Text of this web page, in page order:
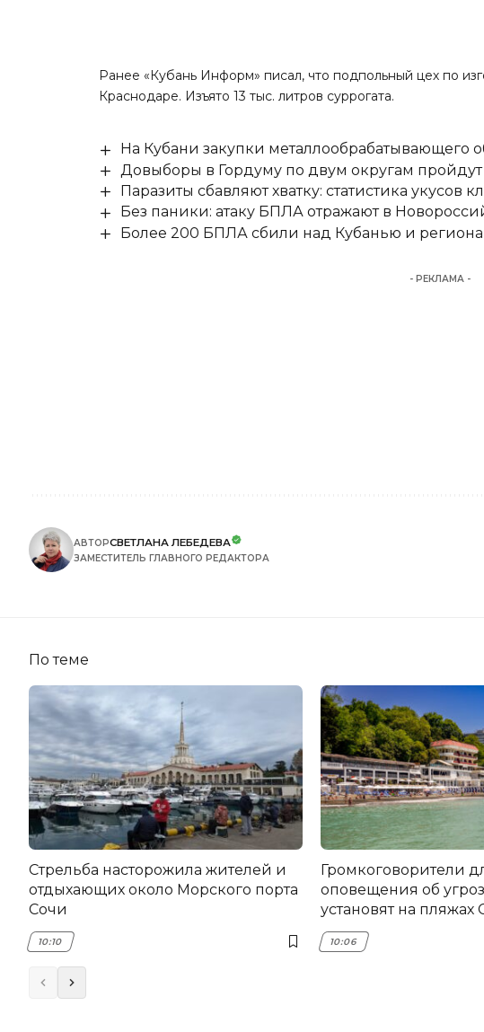
Ранее «Кубань Информ» писал, что подпольный цех по
Краснодаре. Изъято 13 тыс. литров суррогата.
На Кубани закупки металлообрабатывающего
Довыборы в Гордуму по двум округам
Паразиты сбавляют хватку: статистика укусов
Без паники: атаку БПЛА отражают в
Более 200 БПЛА сбили над Кубанью и
- РЕКЛАМА -
АВТОРСВЕТЛАНА ЛЕБЕДЕВА
ЗАМЕСТИТЕЛЬ ГЛАВНОГО РЕДАКТОРА
По теме
Стрельба насторожила жителей и
отдыхающих около Морского порта
Сочи
10:10
Громкоговорители
оповещения об
установят на пляжах
10:06